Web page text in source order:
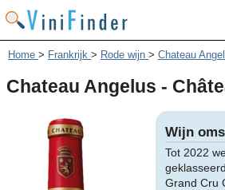
Home > Frankrijk > Rode wijn > Chateau
Chateau Angelus -
Wijn
Tot 2022
Grand Cru